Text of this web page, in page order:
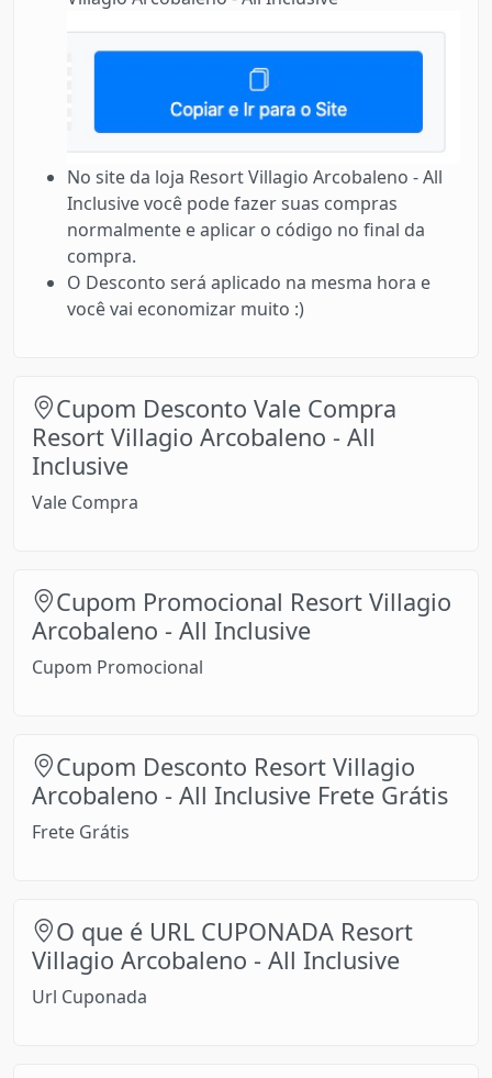
No site da loja Resort Villagio Arcobaleno - All
Inclusive você pode fazer suas compras
normalmente e aplicar o código no final da
compra.
O Desconto será aplicado na mesma hora e
você vai economizar muito :)
Cupom Desconto Vale Compra
Resort Villagio Arcobaleno - All
Inclusive
Vale Compra
Cupom Promocional Resort Villagio
Arcobaleno - All Inclusive
Cupom Promocional
Cupom Desconto Resort Villagio
Arcobaleno - All Inclusive Frete Grátis
Frete Grátis
O que é URL CUPONADA Resort
Villagio Arcobaleno - All Inclusive
Url Cuponada